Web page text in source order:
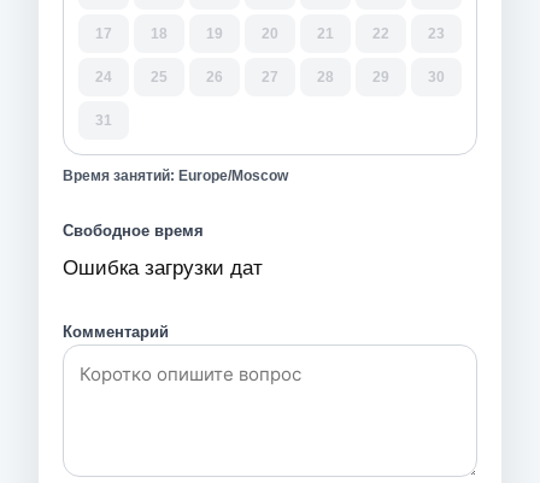
17 18 19 20 21 22 23
24 25 26 27 28 29 30
31
Время занятий: Europe/Moscow
Свободное время
Ошибка загрузки дат
Комментарий